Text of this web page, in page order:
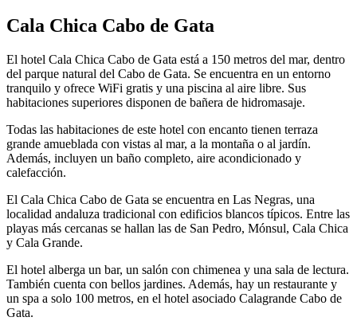
Cala Chica Cabo de Gata
El hotel Cala Chica Cabo de Gata está a 150 metros del mar, dentro
del parque natural del Cabo de Gata. Se encuentra en un entorno
tranquilo y ofrece WiFi gratis y una piscina al aire libre. Sus
habitaciones superiores disponen de bañera de hidromasaje.
Todas las habitaciones de este hotel con encanto tienen terraza
grande amueblada con vistas al mar, a la montaña o al jardín.
Además, incluyen un baño completo, aire acondicionado y
calefacción.
El Cala Chica Cabo de Gata se encuentra en Las Negras, una
localidad andaluza tradicional con edificios blancos típicos. Entre las
playas más cercanas se hallan las de San Pedro, Mónsul, Cala Chica
y Cala Grande.
El hotel alberga un bar, un salón con chimenea y una sala de lectura.
También cuenta con bellos jardines. Además, hay un restaurante y
un spa a solo 100 metros, en el hotel asociado Calagrande Cabo de
Gata.